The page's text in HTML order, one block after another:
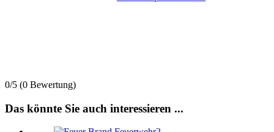
0/5 (0 Bewertung)
Das könnte Sie auch interessieren ...